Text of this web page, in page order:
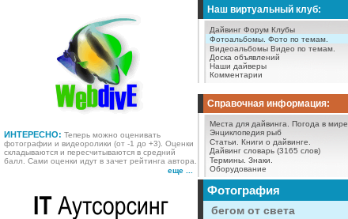
ИНТЕРЕСНО: Теперь можно оценивать
фотографии и видеоролики (от -1 до +3). Оценки
складываются и пересчитываются в средний
балл. Сами оценки идут в зачет рейтинга автора.
еще ...
Наш виртуальный клуб:
Дайвинг Форум Клубы
Фотоальбомы. Фото по темам.
Видеоальбомы Видео по темам.
Доска объявлений
Наши дайверы
Комментарии
Справочная информация:
Места для дайвинга.
Погода в мире.
Энциклопедия рыб
Статьи.
Книги о дайвинге.
Дайвинг словарь (3165 слов)
Термины. Знаки.
Оборудование
Фотография
бегом от света